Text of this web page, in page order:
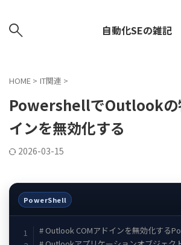
自動化SEの雑記
HOME > IT関連 >
PowershellでOutlookの
インを無効化する
2026-03-15
PowerShell
# Outlook COMアドインを無効化する